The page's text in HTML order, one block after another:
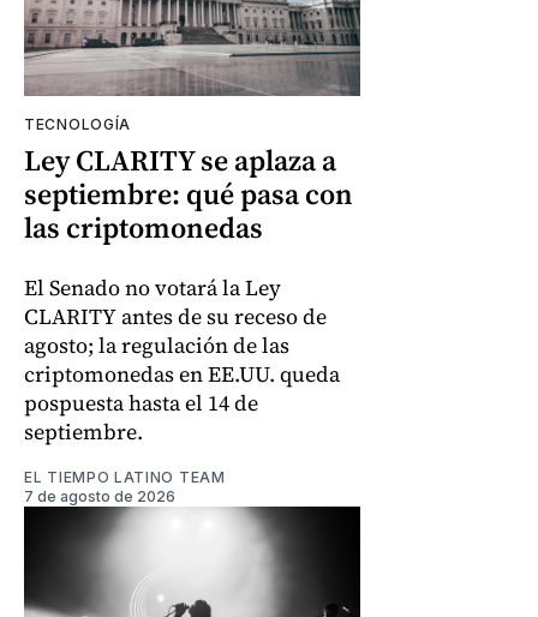
TECNOLOGÍA
Ley CLARITY se aplaza a
septiembre: qué pasa con
las criptomonedas
El Senado no votará la Ley
CLARITY antes de su receso de
agosto; la regulación de las
criptomonedas en EE.UU. queda
pospuesta hasta el 14 de
septiembre.
EL TIEMPO LATINO TEAM
7 de agosto de 2026